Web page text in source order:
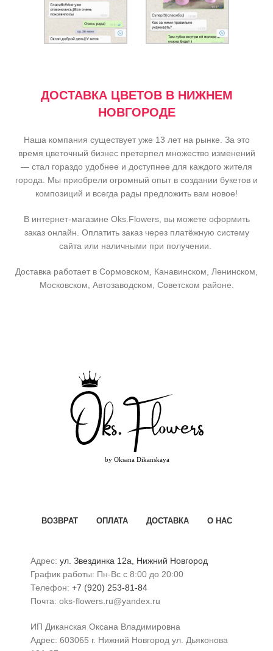
ДОСТАВКА ЦВЕТОВ В НИЖНЕМ
НОВГОРОДЕ
Наша компания существует уже 13 лет на рынке. За это
время цветочный бизнес претерпел множество изменений
— стал гораздо удобнее и доступнее для каждого жителя
города. Мы приобрели огромный опыт в создании букетов и
композиций и всегда рады предложить вам новое!
В интернет-магазине Oks.Flowers, вы можете оформить
заказ онлайн. Оплатить заказ через платёжную систему
сайта или наличными при получении.
Доставка работает в Сормовском, Канавинском, Ленинском,
Московском, Автозаводском, Советском районе.
ВОЗВРАТ ОПЛАТА ДОСТАВКА О НАС
Адрес: ул. Звездинка 12а, Нижний Новгород
График работы: Пн-Вс с 8:00 до 20:00
Телефон: +7 (920) 253-81-84
Почта: oks-flowers.ru@yandex.ru
ИП Диканская Оксана Владимировна
Адрес: 603065 г. Нижний Новгород ул. Дьяконова